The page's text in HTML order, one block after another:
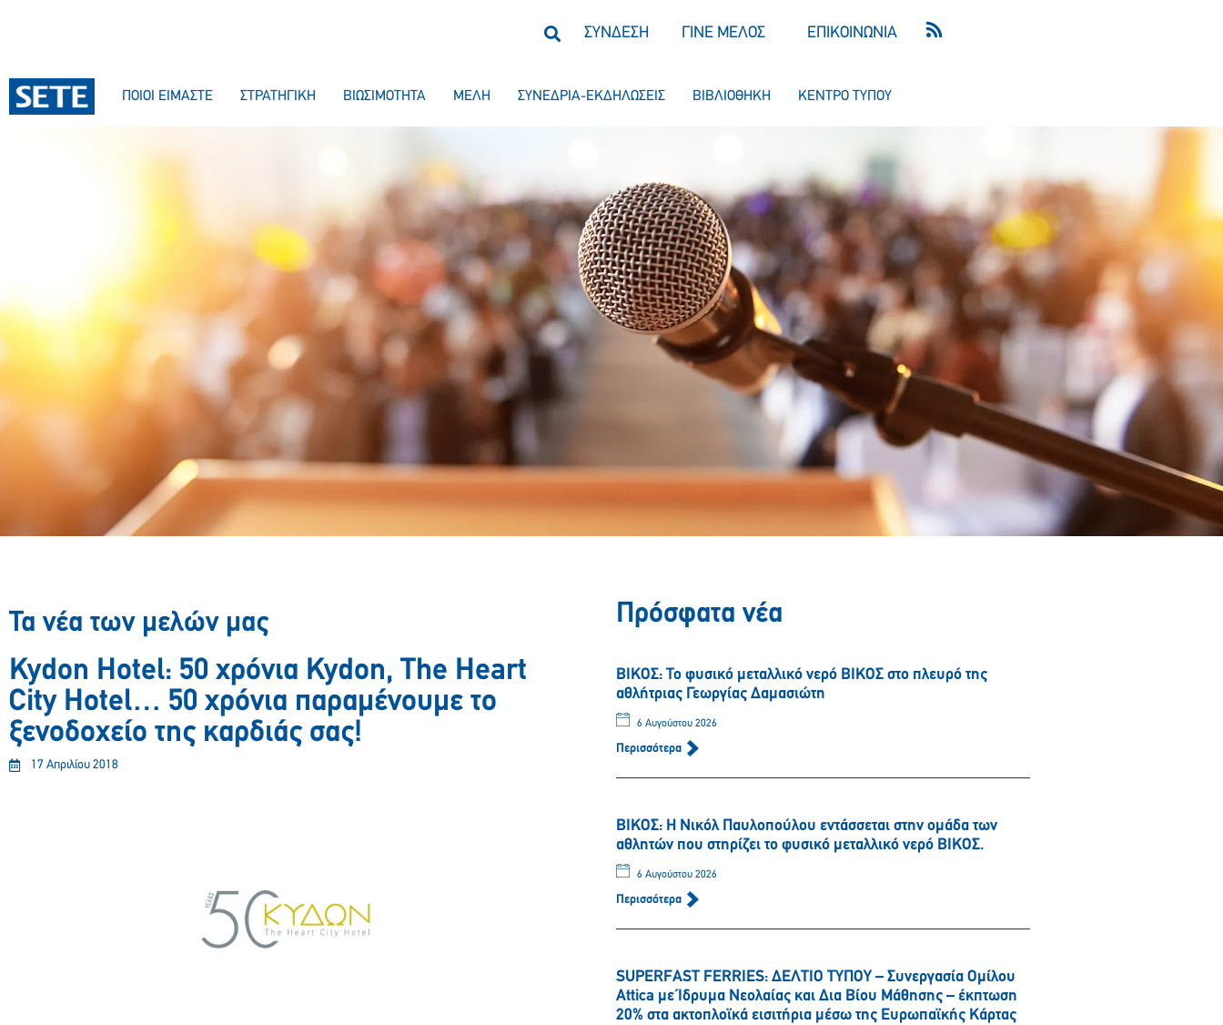
ΣΥΝΔΕΣΗ ΓΙΝΕ ΜΕΛΟΣ ΕΠΙΚΟΙΝΩΝΙΑ
ΠΟΙΟΙ ΕΙΜΑΣΤΕ ΣΤΡΑΤΗΓΙΚΗ ΒΙΩΣΙΜΟΤΗΤΑ ΜΕΛΗ ΣΥΝΕΔΡΙΑ-ΕΚΔΗΛΩΣΕΙΣ ΒΙΒΛΙΟΘΗΚΗ ΚΕΝΤΡΟ ΤΥΠΟΥ
Τα νέα των μελών μας
Kydon Hotel: 50 χρόνια Kydon, The Heart
City Hotel… 50 χρόνια παραμένουμε το
ξενοδοχείο της καρδιάς σας!
17 Απριλίου 2018
Πρόσφατα νέα
ΒΙΚΟΣ: Το φυσικό μεταλλικό νερό ΒΙΚΟΣ στο πλευρό της
αθλήτριας Γεωργίας Δαμασιώτη
6 Αυγούστου 2026
Περισσότερα
ΒΙΚΟΣ: Η Νικόλ Παυλοπούλου εντάσσεται στην ομάδα των
αθλητών που στηρίζει το φυσικό μεταλλικό νερό ΒΙΚΟΣ.
6 Αυγούστου 2026
Περισσότερα
SUPERFAST FERRIES: ΔΕΛΤΙΟ ΤΥΠΟΥ – Συνεργασία Ομίλου
Attica με Ίδρυμα Νεολαίας και Δια Βίου Μάθησης – έκπτωση
20% στα ακτοπλοϊκά εισιτήρια μέσω της Ευρωπαϊκής Κάρτας